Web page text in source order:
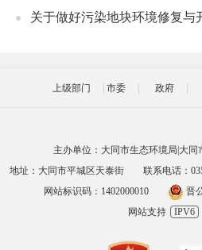
关于做好污染地块环境修复与
上级部门 市委 政府
主办单位：大同市生态环境局|大
地址：大同市平城区天泰街
联系电话：
网站标识码：1402000010
晋
网站支持
IPV6